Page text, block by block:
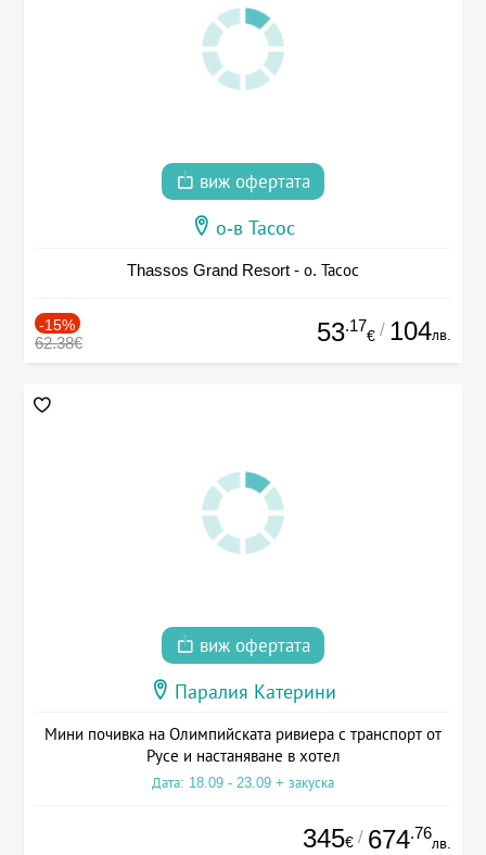
виж офертата
о-в Тасос
Thassos Grand Resort - о. Тасос
-15%
62.38€ 53.17
€ / 104лв.
виж офертата
Паралия Катерини
Мини почивка на Олимпийската ривиера с транспорт от
Русе и настаняване в хотел
Дата: 18.09 - 23.09 + закуска
345€ / 674.76
лв.